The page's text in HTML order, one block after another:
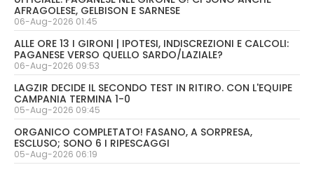
AFRAGOLESE, GELBISON E SARNESE
06-Aug-2026 01:45
ALLE ORE 13 I GIRONI | IPOTESI, INDISCREZIONI E CALCOLI:
PAGANESE VERSO QUELLO SARDO/LAZIALE?
06-Aug-2026 09:53
LAGZIR DECIDE IL SECONDO TEST IN RITIRO. CON L'EQUIPE
CAMPANIA TERMINA 1-0
05-Aug-2026 09:45
ORGANICO COMPLETATO! FASANO, A SORPRESA,
ESCLUSO; SONO 6 I RIPESCAGGI
05-Aug-2026 06:19